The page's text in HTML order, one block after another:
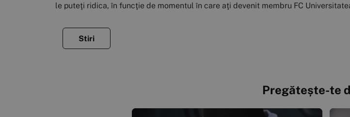
le puteţi ridica, în funcţie de momentul în care aţi devenit membru FC
Stiri
Pregătește-te